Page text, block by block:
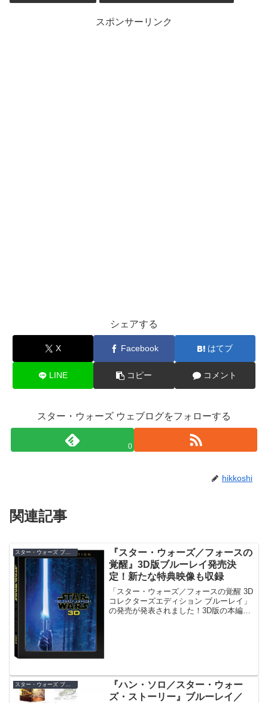
スポンサーリンク
シェアする
X Facebook はてブ
LINE コピー コメント
スター・ウォーズ ウェブログをフォローする
0
hikkoshi
関連記事
スター・ウォーズ ブルーレイ／DVD
『スター・ウォーズ／フォースの
覚醒』3D版ブルーレイ発売決
定！新たな特典映像も収録
「スター・ウォーズ／フォースの覚醒 3D
コレクターズエディション ブルーレイ」
の発売が発表されました！3D版の本編の
スター・ウォーズ ブルーレイ／DVD
『ハン・ソロ／スター・ウォー
ズ・ストーリー』ブルーレイ／